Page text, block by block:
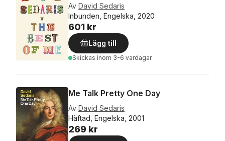
Av David Sedaris
Inbunden, Engelska, 2020
601 kr
Lägg till
Skickas inom 3-6 vardagar
Me Talk Pretty One Day
Av David Sedaris
Häftad, Engelska, 2001
269 kr